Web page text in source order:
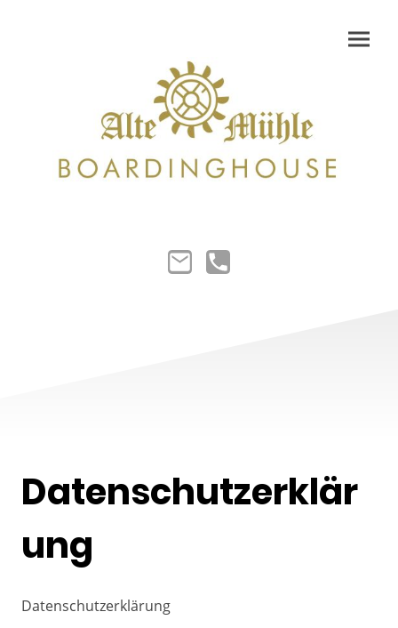
Datenschutzerklär
ung
Datenschutzerklärung